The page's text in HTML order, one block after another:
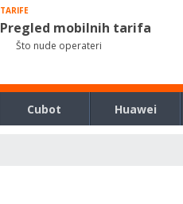
TARIFE
Pregled mobilnih tarifa
Što nude operateri
Cubot Huawei